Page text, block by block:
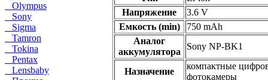
Olympus
Sony
Sigma
Tamron
Tokina
Pentax
Lensbaby
Напряжение
3.6 V
Емкость (min)
750 mAh
Аналог
аккумулятора
Sony NP-BK1
Назначение
компактные
фотокамеры